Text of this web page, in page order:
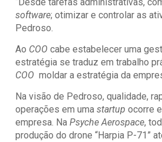
software; otimizar e controlar as
Pedroso.
Ao COO cabe estabelecer uma
estratégia se traduz em trabalho
COO moldar a estratégia da
Na visão de Pedroso, qualidade,
operações em uma startup ocorre
empresa. Na Psyche Aerospace,
produção do drone “Harpia P-71”